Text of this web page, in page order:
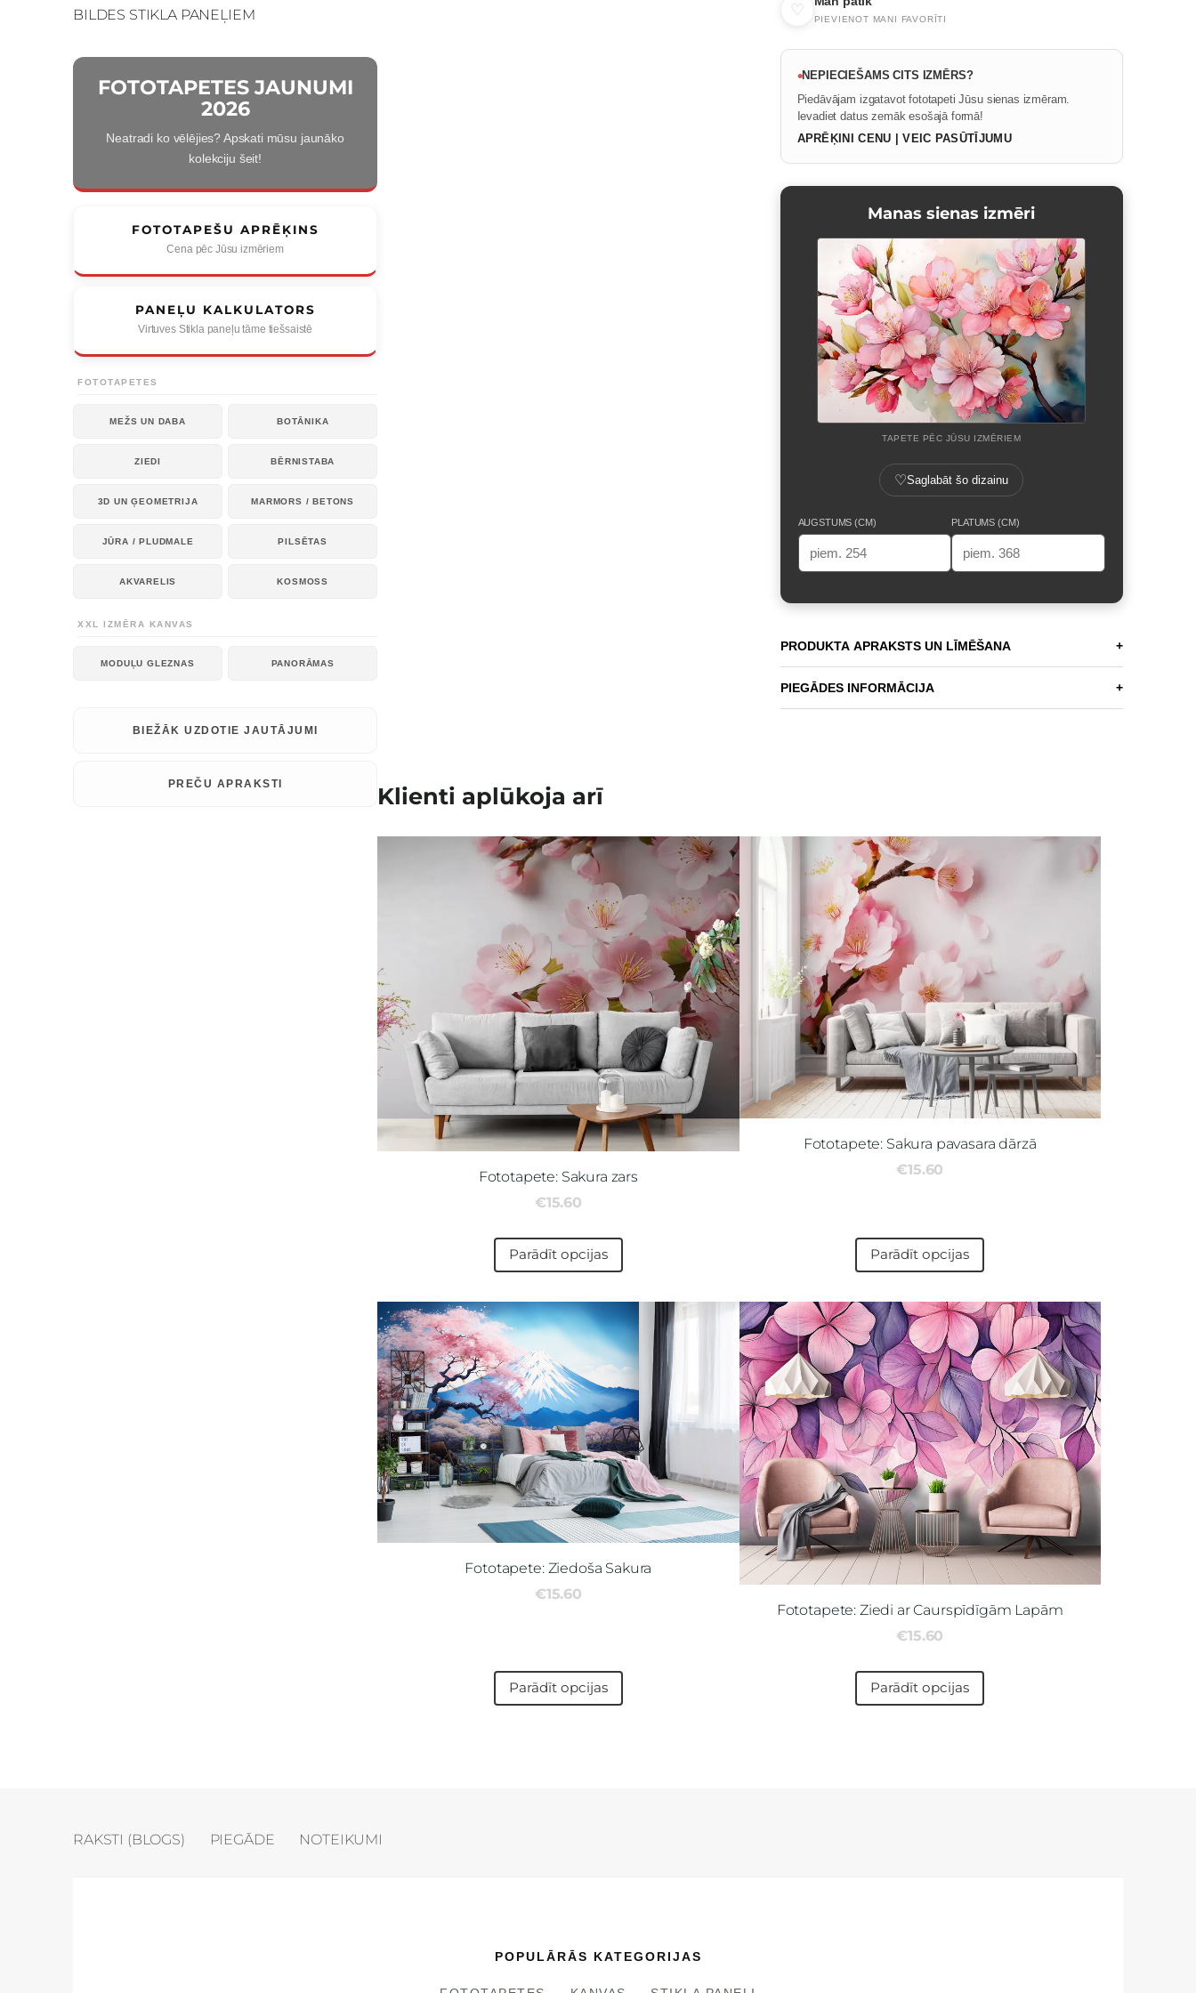
BILDES STIKLA PANEĻIEM
FOTOTAPETES JAUNUMI
2026
Neatradi ko vēlējies? Apskati mūsu jaunāko
kolekciju šeit!
FOTOTAPEŠU APRĒĶINS
Cena pēc Jūsu izmēriem
PANEĻU KALKULATORS
Virtuves Stikla paneļu tāme tiešsaistē
FOTOTAPETES
MEŽS UN DABA BOTĀNIKA
ZIEDI BĒRNISTABA
3D UN ĢEOMETRIJA MARMORS / BETONS
JŪRA / PLUDMALE PILSĒTAS
AKVARELIS KOSMOSS
XXL IZMĒRA KANVAS
MODUĻU GLEZNAS PANORĀMAS
BIEŽĀK UZDOTIE JAUTĀJUMI
PREČU APRAKSTI
♡
PIEVIENOT MANI FAVORĪTI
•NEPIECIEŠAMS CITS IZMĒRS?
Piedāvājam izgatavot fototapeti Jūsu sienas izmēram.
Ievadiet datus zemāk esošajā formā!
APRĒĶINI CENU | VEIC PASŪTĪJUMU
Manas sienas izmēri
TAPETE PĒC JŪSU IZMĒRIEM
♡Saglabāt šo dizainu
AUGSTUMS (CM) PLATUMS (CM)
PRODUKTA APRAKSTS UN LĪMĒŠANA +
PIEGĀDES INFORMĀCIJA +
Klienti aplūkoja arī
Fototapete: Sakura zars
€15.60
Parādīt opcijas
Fototapete: Sakura pavasara dārzā
€15.60
Parādīt opcijas
Fototapete: Ziedoša Sakura
€15.60
Parādīt opcijas
Fototapete: Ziedi ar Caurspīdīgām Lapām
€15.60
Parādīt opcijas
RAKSTI (BLOGS) PIEGĀDE NOTEIKUMI
POPULĀRĀS KATEGORIJAS